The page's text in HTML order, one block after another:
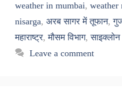
weather in mumbai, weather
nisarga, अरब सागर में तूफान,
महाराष्ट्र,मौसम विभाग,साइक्लोन
Leave a comment